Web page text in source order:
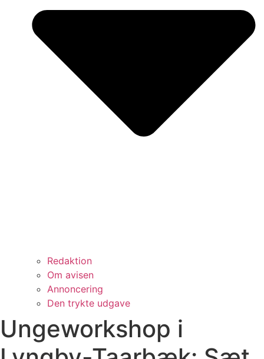
Redaktion
Om avisen
Annoncering
Den trykte udgave
Ungeworkshop i